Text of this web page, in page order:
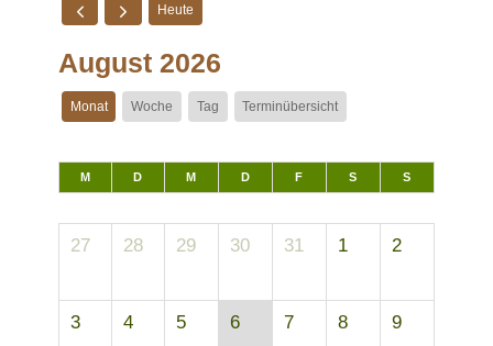
Heute
August 2026
Monat Woche Tag Terminübersicht
M D M D F S S
27 28 29 30 31 1 2
3 4 5 6 7 8 9